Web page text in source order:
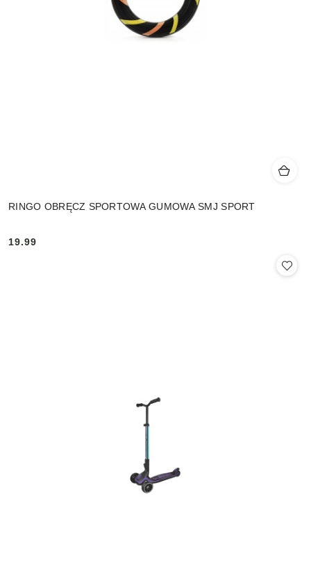
RINGO OBRĘCZ SPORTOWA GUMOWA SMJ SPORT
Cena:
19.99